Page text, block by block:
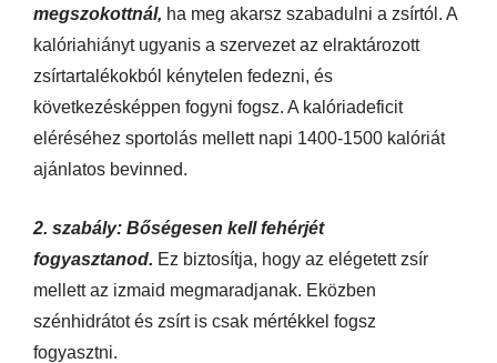
megszokottnál, ha meg akarsz szabadulni a zsírtól. A
kalóriahiányt ugyanis a szervezet az elraktározott
zsírtartalékokból kénytelen fedezni, és
következésképpen fogyni fogsz. A kalóriadeficit
eléréséhez sportolás mellett napi 1400-1500 kalóriát
ajánlatos bevinned.
2. szabály: Bőségesen kell fehérjét
fogyasztanod. Ez biztosítja, hogy az elégetett zsír
mellett az izmaid megmaradjanak. Eközben
szénhidrátot és zsírt is csak mértékkel fogsz
fogyasztni.